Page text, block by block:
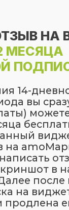
связи!
с вами в
всем возникшим